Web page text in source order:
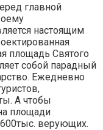
главной
настоящим
площадь Святого
собой парадный
Ежедневно
А чтобы
площади
верующих.